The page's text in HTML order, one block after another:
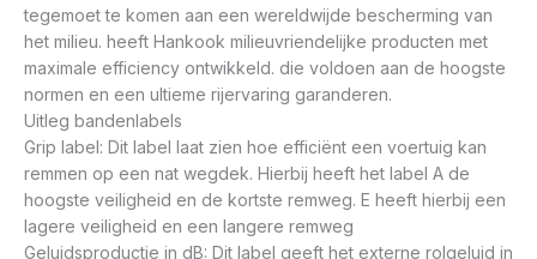
tegemoet te komen aan een wereldwijde bescherming van
het milieu. heeft Hankook milieuvriendelijke producten met
maximale efficiency ontwikkeld. die voldoen aan de hoogste
normen en een ultieme rijervaring garanderen.
Uitleg bandenlabels
Grip label: Dit label laat zien hoe efficiënt een voertuig kan
remmen op een nat wegdek. Hierbij heeft het label A de
hoogste veiligheid en de kortste remweg. E heeft hierbij een
lagere veiligheid en een langere remweg
Geluidsproductie in dB: Dit label geeft het externe rolgeluid in